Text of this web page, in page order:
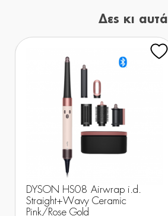
Δες κι αυτά
DYSON HS08 Airwrap i.d.
Straight+Wavy Ceramic
Pink/Rose Gold